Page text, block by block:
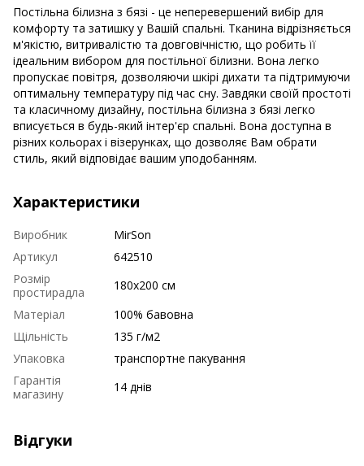
Постільна білизна з бязі - це неперевершений вибір для
комфорту та затишку у Вашій спальні. Тканина відрізняється
м'якістю, витривалістю та довговічністю, що робить її
ідеальним вибором для постільної білизни. Вона легко
пропускає повітря, дозволяючи шкірі дихати та підтримуючи
оптимальну температуру під час сну. Завдяки своїй простоті
та класичному дизайну, постільна білизна з бязі легко
вписується в будь-який інтер'єр спальні. Вона доступна в
різних кольорах і візерунках, що дозволяє Вам обрати
стиль, який відповідає вашим уподобанням.
Характеристики
Виробник
MirSon
Артикул
642510
Розмір
простирадла
180х200 см
Матеріал
100% бавовна
Щільність
135 г/м2
Упаковка
транспортне пакування
Гарантія
магазину
14 днів
Відгуки